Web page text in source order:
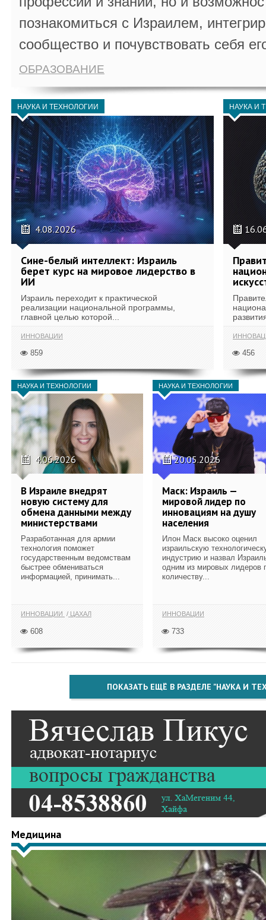
познакомиться с Израилем,
сообщество и почувствовать себя
ОБРАЗОВАНИЕ
НАУКА И ТЕХНОЛОГИИ
4.08.2026
Сине-белый интеллект: Израиль
берет курс на мировое лидерство в
ИИ
Израиль переходит к практической
реализации национальной программы,
главной целью которой...
ИННОВАЦИИ
859
НАУКА И
456
НАУКА И ТЕХНОЛОГИИ
4.06.2026
В Израиле внедрят
новую систему для
обмена данными между
министерствами
Разработанная для армии
технология поможет
государственным ведомствам
быстрее обмениваться
информацией, принимать...
ИННОВАЦИИ ЦАХАЛ
608
НАУКА И ТЕХНОЛОГИИ
20.05.2026
Маск: Израиль —
мировой лидер по
инновациям на душу
населения
Илон Маск высоко оценил
израильскую
индустрию и назвал
одним из мировых лидеров
количеству...
ИННОВАЦИИ
733
ПОКАЗАТЬ ЕЩЁ В РАЗДЕЛЕ "НАУКА И
Медицина